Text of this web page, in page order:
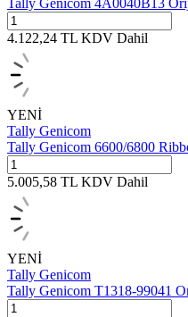
Tally Genicom 4A0040B13
4.122,24 TL KDV Dahil
YENİ
Tally Genicom
Tally Genicom 6600/6800
5.005,58 TL KDV Dahil
YENİ
Tally Genicom
Tally Genicom T1318-99041